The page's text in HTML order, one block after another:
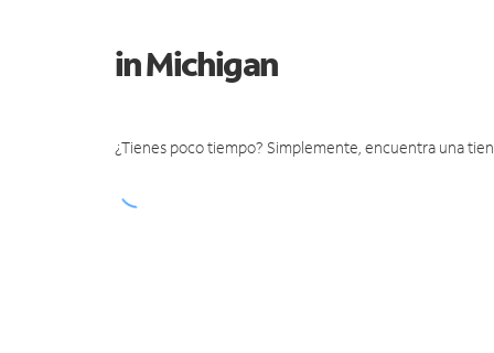
in Michigan
¿Tienes poco tiempo? Simplemente, encuentra una